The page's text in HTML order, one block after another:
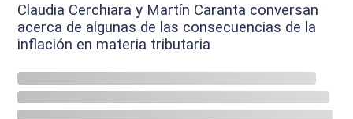
Claudia Cerchiara y Martín Caranta conversan
acerca de algunas de las consecuencias de la
inflación en materia tributaria